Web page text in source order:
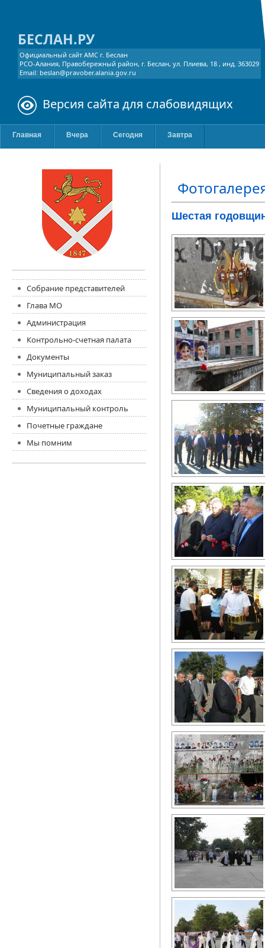
БЕСЛАН.РУ
Официальный сайт АМС г. Беслан
РСО-Алания, Правобережный район, г. Беслан, ул. Плиева, 18 , инд. 363029
Email: beslan@pravober.alania.gov.ru
Версия сайта для слабовидящих
Главная Вчера Сегодня Завтра
Собрание представителей
Глава МО
Администрация
Контрольно-счетная палата
Документы
Муниципальный заказ
Сведения о доходах
Муниципальный контроль
Почетные граждане
Мы помним
Шестая